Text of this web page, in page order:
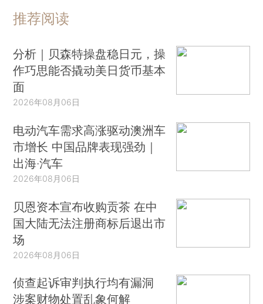
推荐阅读
分析｜贝森特操盘稳日元，操
作巧思能否撬动美日货币基本
面
2026年08月06日
电动汽车需求高涨驱动澳洲车
市增长 中国品牌表现强劲｜
出海·汽车
2026年08月06日
贝恩资本宣布收购贡茶 在中
国大陆无法注册商标后退出市
场
2026年08月06日
侦查起诉审判执行均有漏洞
涉案财物处置乱象何解